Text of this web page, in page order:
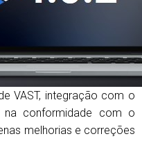
VAST, integração com o
na conformidade com o
melhorias e correções